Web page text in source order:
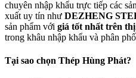
chuyên nhập khẩu trực tiếp các
xuất uy tín như DEZHENG
sản phẩm với giá tốt nhất trên
trong khâu nhập khẩu và phân
Tại sao chọn Thép Hùng Phát?